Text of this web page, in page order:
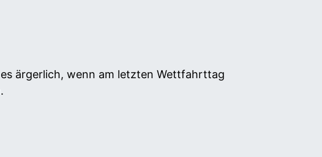
ärgerlich, wenn am letzten Wettfahrttag